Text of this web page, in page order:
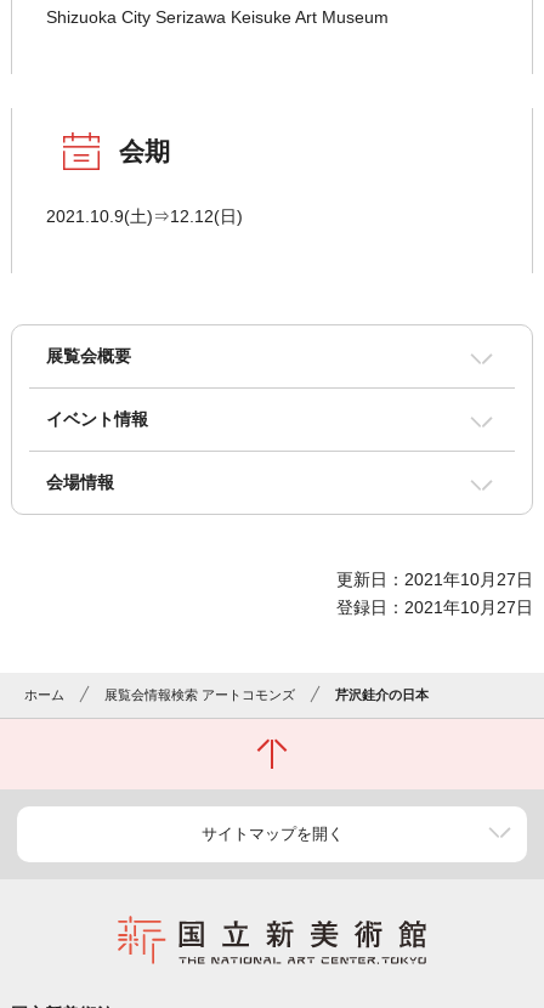
Shizuoka City Serizawa Keisuke Art Museum
会期
2021.10.9(土)⇒12.12(日)
展覧会概要
イベント情報
会場情報
更新日：2021年10月27日
登録日：2021年10月27日
ホーム 展覧会情報検索 アートコモンズ 芹沢銈介の日本
サイトマップを開く